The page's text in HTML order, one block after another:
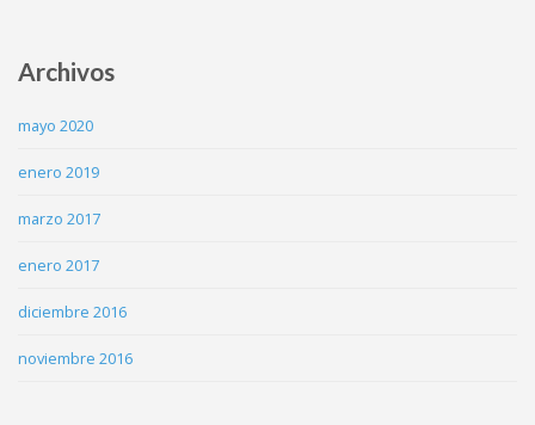
Archivos
mayo 2020
enero 2019
marzo 2017
enero 2017
diciembre 2016
noviembre 2016